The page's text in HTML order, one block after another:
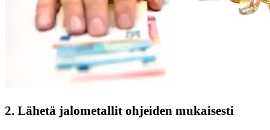
2. Lähetä jalometallit ohjeiden mukaisesti